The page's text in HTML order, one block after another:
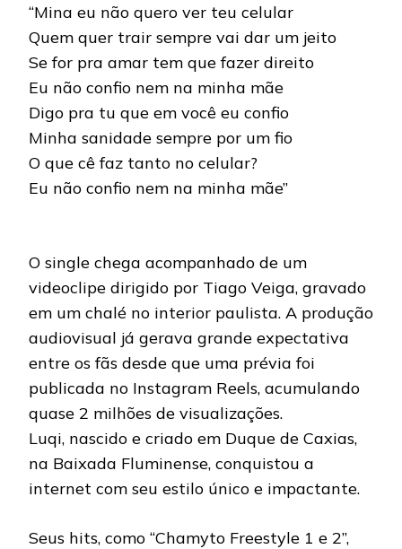
“Mina eu não quero ver teu celular
Quem quer trair sempre vai dar um jeito
Se for pra amar tem que fazer direito
Eu não confio nem na minha mãe
Digo pra tu que em você eu confio
Minha sanidade sempre por um fio
O que cê faz tanto no celular?
Eu não confio nem na minha mãe”
O single chega acompanhado de um
videoclipe dirigido por Tiago Veiga, gravado
em um chalé no interior paulista. A produção
audiovisual já gerava grande expectativa
entre os fãs desde que uma prévia foi
publicada no Instagram Reels, acumulando
quase 2 milhões de visualizações.
Luqi, nascido e criado em Duque de Caxias,
na Baixada Fluminense, conquistou a
internet com seu estilo único e impactante.
Seus hits, como “Chamyto Freestyle 1 e 2”,